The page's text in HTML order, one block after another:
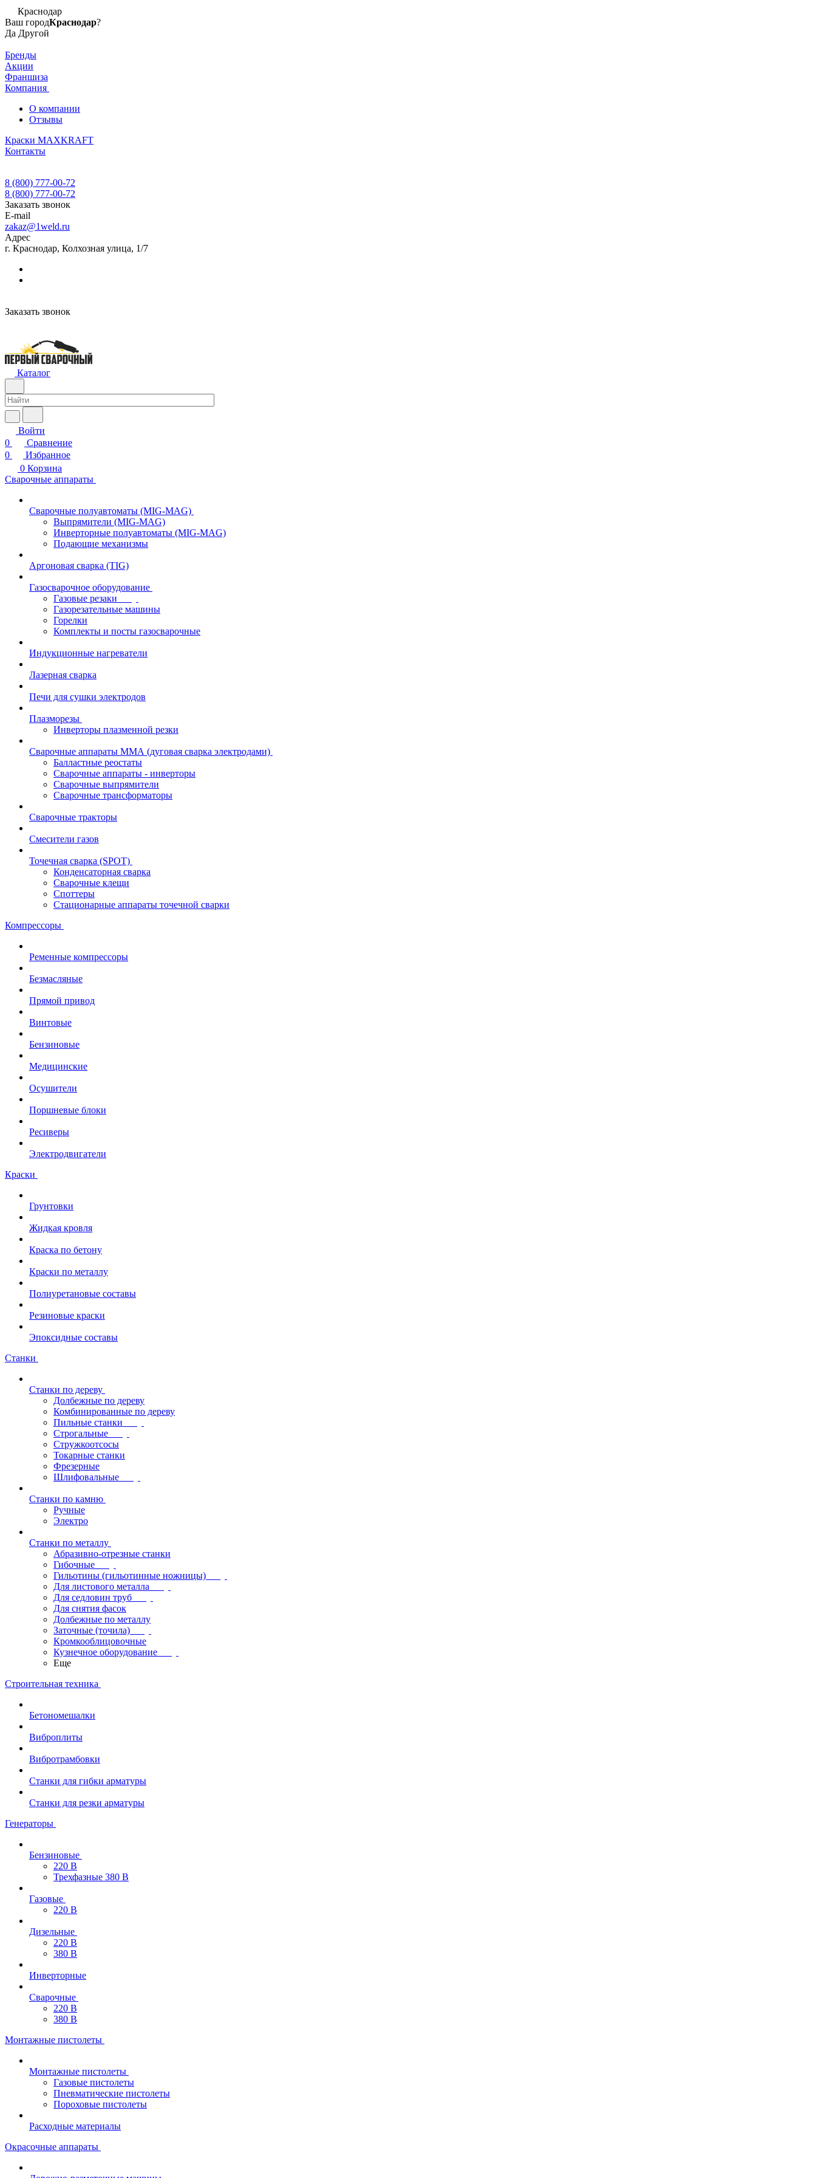
Краснодар
Ваш городКраснодар?
Да Другой
Бренды
Акции
Франшиза
Компания
О компании
Отзывы
Краски MAXKRAFT
Контакты
8 (800) 777-00-72
8 (800) 777-00-72
Заказать звонок
E-mail
zakaz@1weld.ru
Адрес
г. Краснодар, Колхозная улица, 1/7
Заказать звонок
Каталог
Войти
0
Сравнение
0
Избранное
0 Корзина
Сварочные аппараты
Сварочные полуавтоматы (MIG-MAG)
Выпрямители (MIG-MAG)
Инверторные полуавтоматы (MIG-MAG)
Подающие механизмы
Аргоновая сварка (TIG)
Газосварочное оборудование
Газовые резаки
Газорезательные машины
Горелки
Комплекты и посты газосварочные
Индукционные нагреватели
Лазерная сварка
Печи для сушки электродов
Плазморезы
Инверторы плазменной резки
Сварочные аппараты ММА (дуговая сварка электродами)
Балластные реостаты
Сварочные аппараты - инверторы
Сварочные выпрямители
Сварочные трансформаторы
Сварочные тракторы
Смесители газов
Точечная сварка (SPOT)
Конденсаторная сварка
Сварочные клещи
Споттеры
Стационарные аппараты точечной сварки
Компрессоры
Ременные компрессоры
Безмасляные
Прямой привод
Винтовые
Бензиновые
Медицинские
Осушители
Поршневые блоки
Ресиверы
Электродвигатели
Краски
Грунтовки
Жидкая кровля
Краска по бетону
Краски по металлу
Полиуретановые составы
Резиновые краски
Эпоксидные составы
Станки
Станки по дереву
Долбежные по дереву
Комбинированные по дереву
Пильные станки
Строгальные
Стружкоотсосы
Токарные станки
Фрезерные
Шлифовальные
Станки по камню
Ручные
Электро
Станки по металлу
Абразивно-отрезные станки
Гибочные
Гильотины (гильотинные ножницы)
Для листового металла
Для седловин труб
Для снятия фасок
Долбежные по металлу
Заточные (точила)
Кромкооблицовочные
Кузнечное оборудование
Еще
Строительная техника
Бетономешалки
Виброплиты
Вибротрамбовки
Станки для гибки арматуры
Станки для резки арматуры
Генераторы
Бензиновые
220 В
Трехфазные 380 В
Газовые
220 В
Дизельные
220 В
380 В
Инверторные
Сварочные
220 В
380 В
Монтажные пистолеты
Монтажные пистолеты
Газовые пистолеты
Пневматические пистолеты
Пороховые пистолеты
Расходные материалы
Окрасочные аппараты